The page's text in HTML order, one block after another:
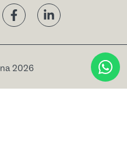
FacebookLinkedIn
2026